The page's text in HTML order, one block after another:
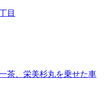
目
茶、栄美杉丸を乗せた車